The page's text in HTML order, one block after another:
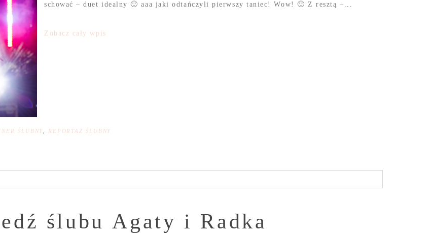
schować – duet idealny 🙂 aaa jaki odtańczyli pierwszy taniec! Wow! 🙂 Z resztą –...
Zobacz cały wpis
ŚLUBNY REPORTAŻ ŚLUBNY
ślubu Agaty i Radka